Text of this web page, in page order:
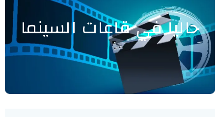
حاليا في قاعات السينما